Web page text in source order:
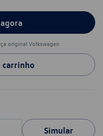
original Volkswagen
carrinho
Simular